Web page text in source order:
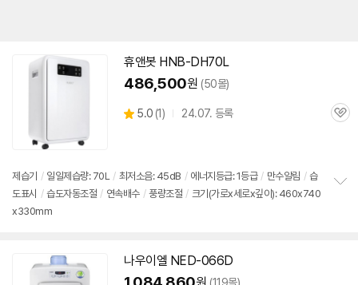
휴앤봇 HNB-DH70L
486,500원 (50몰)
별
5.0 (상
1) 24.07. 등록
관
제습기 / 일일제습량: 70L / 최저소음: 45dB / 에너지등급: 1등급 / 만수알림 / 습
도표시 / 습도자동조절 / 연속배수 / 풍량조절 / 크기(가로x세로x깊이): 460x740
x330mm
나우이엘 NED-066D